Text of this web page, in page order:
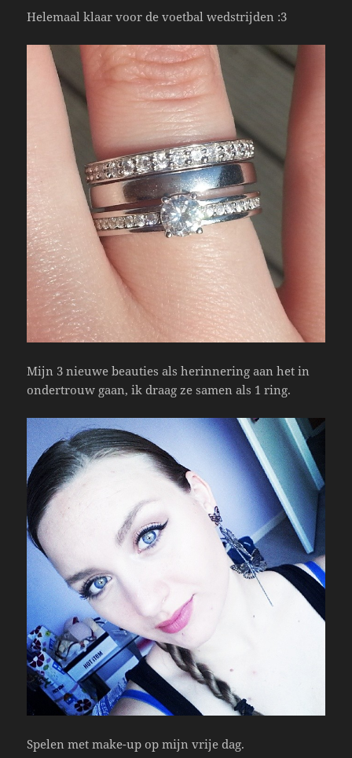
Helemaal klaar voor de voetbal wedstrijden :3
Mijn 3 nieuwe beauties als herinnering aan het in
ondertrouw gaan, ik draag ze samen als 1 ring.
Spelen met make-up op mijn vrije dag.